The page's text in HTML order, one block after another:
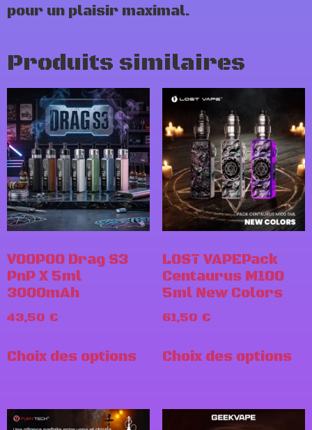
pour un plaisir maximal.
Produits similaires
VOOPOO Drag S3
PnP X 5ml
3000mAh
43,50 €
Choix des options
LOST VAPEPack
Centaurus M100
5ml New Colors
61,50 €
Choix des options